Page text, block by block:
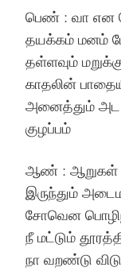
பெண் : வா என
தயக்கம் மனம்
தள்ளவும்
காதலின்
அனைத்தும் அட
குழப்பம்
ஆண் : ஆறுகள்
இருந்தும்
சோவென
நீ மட்டும்
நா வறண்டு